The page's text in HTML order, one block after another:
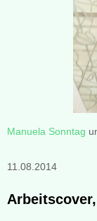
Manuela Sonntag
11.08.2014